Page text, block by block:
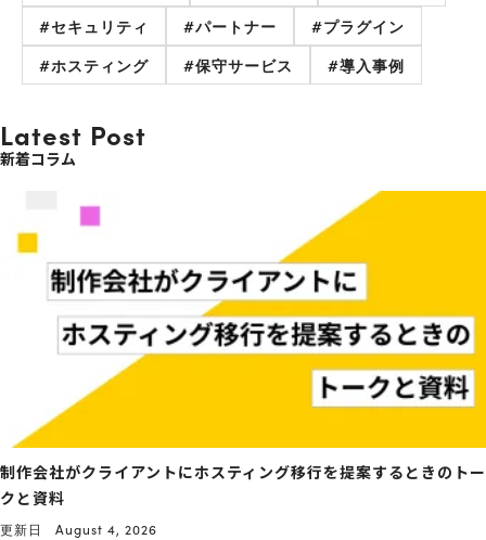
#セキュリティ
#パートナー
#プラグイン
#ホスティング
#保守サービス #導入事例
新着コラム
Latest Post
制作会社がクライアントにホスティング移行を提案するときのトー
クと資料
更新日 August 4, 2026